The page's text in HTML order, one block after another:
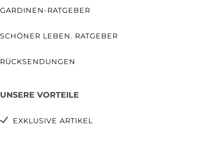
GARDINEN-RATGEBER
SCHÖNER LEBEN. RATGEBER
RÜCKSENDUNGEN
UNSERE VORTEILE
EXKLUSIVE ARTIKEL